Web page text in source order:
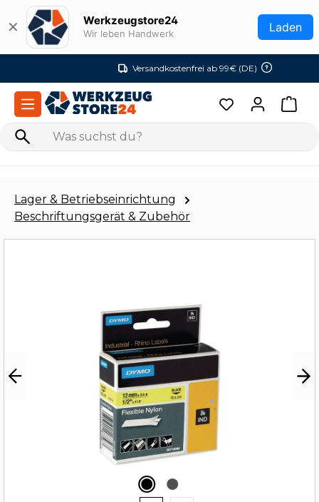
Zum Hauptinhalt springen
✕ Werkzeugstore24
Wir leben Handwerk Laden
Versandkostenfrei ab 99€ (DE)
Lager & Betriebseinrichtung
Beschriftungsgerät & Zubehör